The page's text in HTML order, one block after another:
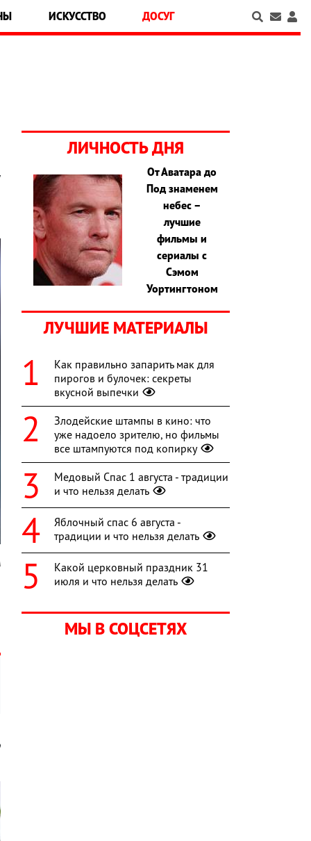
ИСКУССТВО ДОСУГ
ЛИЧНОСТЬ ДНЯ
От Аватара до
Под знаменем
небес –
лучшие
фильмы и
сериалы с
Сэмом
Уортингтоном
ЛУЧШИЕ МАТЕРИАЛЫ
Как правильно запарить мак для
пирогов и булочек: секреты
вкусной выпечки
Злодейские штампы в кино: что
уже надоело зрителю, но фильмы
все штампуются под копирку
Медовый Спас 1 августа - традиции
и что нельзя делать
Яблочный спас 6 августа -
традиции и что нельзя делать
Какой церковный праздник 31
июля и что нельзя делать
МЫ В СОЦСЕТЯХ